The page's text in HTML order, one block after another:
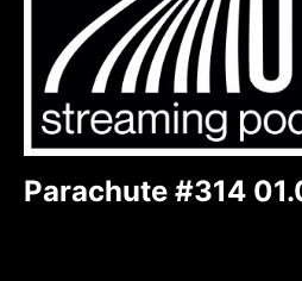
Parachute #314